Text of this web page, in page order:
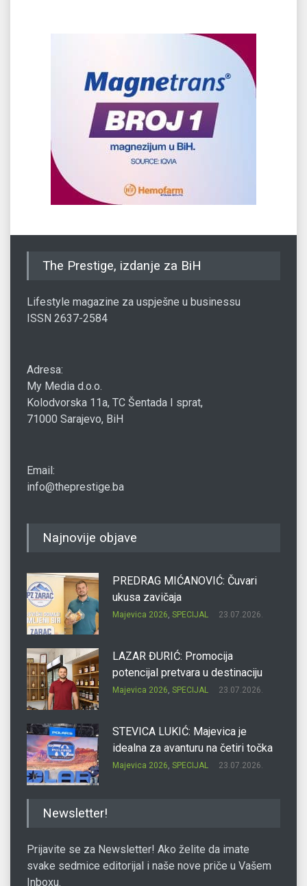
The Prestige, izdanje za BiH
Lifestyle magazine za uspješne u businessu
ISSN 2637-2584
Adresa:
My Media d.o.o.
Kolodvorska 11a, TC Šentada I sprat,
71000 Sarajevo, BiH
Email:
info@theprestige.ba
Najnovije objave
PREDRAG MIĆANOVIĆ: Čuvari
ukusa zavičaja
Majevica 2026, SPECIJAL 23.07.2026.
LAZAR ĐURIĆ: Promocija
potencijal pretvara u destinaciju
Majevica 2026, SPECIJAL 23.07.2026.
STEVICA LUKIĆ: Majevica je
idealna za avanturu na četiri točka
Majevica 2026, SPECIJAL 23.07.2026.
Newsletter!
Prijavite se za Newsletter! Ako želite da imate
svake sedmice editorijal i naše nove priče u Vašem
Inboxu.